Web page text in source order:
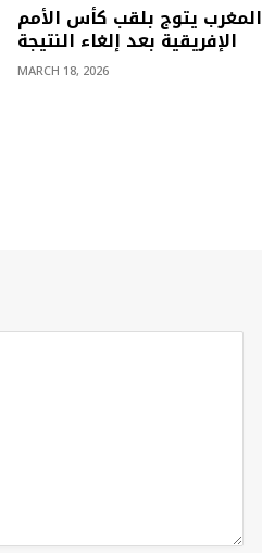
المغرب يتوج بلقب كأس الأمم
الإفريقية بعد إلغاء النتيجة
MARCH 18, 2026